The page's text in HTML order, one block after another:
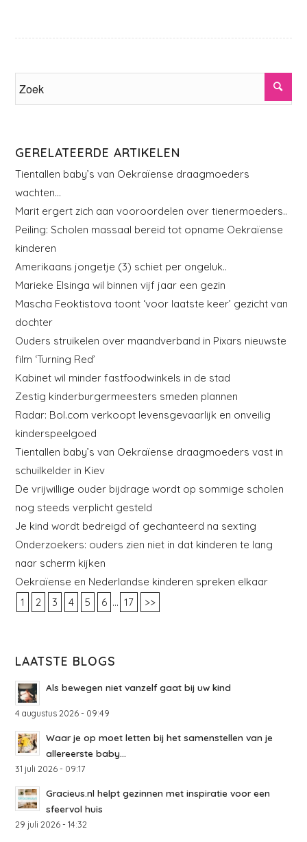
GERELATEERDE ARTIKELEN
Tientallen baby’s van Oekraïense draagmoeders
wachten…
Marit ergert zich aan vooroordelen over tienermoeders..
Peiling: Scholen massaal bereid tot opname Oekraïense
kinderen
Amerikaans jongetje (3) schiet per ongeluk..
Marieke Elsinga wil binnen vijf jaar een gezin
Mascha Feoktistova toont ‘voor laatste keer’ gezicht van
dochter
Ouders struikelen over maandverband in Pixars nieuwste
film ‘Turning Red’
Kabinet wil minder fastfoodwinkels in de stad
Zestig kinderburgermeesters smeden plannen
Radar: Bol.com verkoopt levensgevaarlijk en onveilig
kinderspeelgoed
Tientallen baby’s van Oekraïense draagmoeders vast in
schuilkelder in Kiev
De vrijwillige ouder bijdrage wordt op sommige scholen
nog steeds verplicht gesteld
Je kind wordt bedreigd of gechanteerd na sexting
Onderzoekers: ouders zien niet in dat kinderen te lang
naar scherm kijken
Oekraïense en Nederlandse kinderen spreken elkaar
1
2 3 4 5 6 ... 17 >>
LAATSTE BLOGS
Als bewegen niet vanzelf gaat bij uw kind
4 augustus 2026 - 09:49
Waar je op moet letten bij het samenstellen van je
allereerste baby...
31 juli 2026 - 09:17
Gracieus.nl helpt gezinnen met inspiratie voor een
sfeervol huis
29 juli 2026 - 14:32